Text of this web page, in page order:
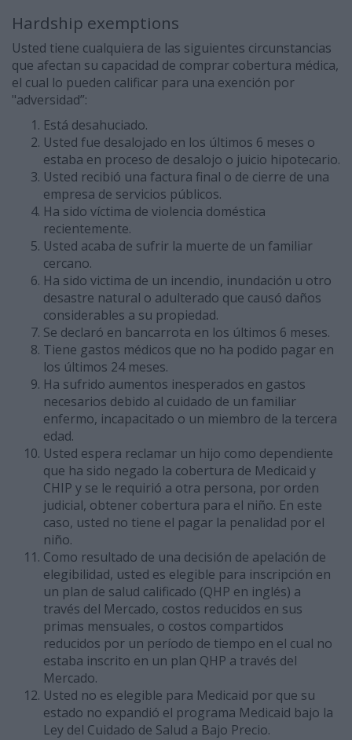
Hardship exemptions
Usted tiene cualquiera de las siguientes circunstancias
que afectan su capacidad de comprar cobertura médica,
el cual lo pueden calificar para una exención por
"adversidad”:
Está desahuciado.
Usted fue desalojado en los últimos 6 meses o
estaba en proceso de desalojo o juicio hipotecario.
Usted recibió una factura final o de cierre de una
empresa de servicios públicos.
Ha sido víctima de violencia doméstica
recientemente.
Usted acaba de sufrir la muerte de un familiar
cercano.
Ha sido victima de un incendio, inundación u otro
desastre natural o adulterado que causó daños
considerables a su propiedad.
Se declaró en bancarrota en los últimos 6 meses.
Tiene gastos médicos que no ha podido pagar en
los últimos 24 meses.
Ha sufrido aumentos inesperados en gastos
necesarios debido al cuidado de un familiar
enfermo, incapacitado o un miembro de la tercera
edad.
Usted espera reclamar un hijo como dependiente
que ha sido negado la cobertura de Medicaid y
CHIP y se le requirió a otra persona, por orden
judicial, obtener cobertura para el niño. En este
caso, usted no tiene el pagar la penalidad por el
niño.
Como resultado de una decisión de apelación de
elegibilidad, usted es elegible para inscripción en
un plan de salud calificado (QHP en inglés) a
través del Mercado, costos reducidos en sus
primas mensuales, o costos compartidos
reducidos por un período de tiempo en el cual no
estaba inscrito en un plan QHP a través del
Mercado.
Usted no es elegible para Medicaid por que su
estado no expandió el programa Medicaid bajo la
Ley del Cuidado de Salud a Bajo Precio.